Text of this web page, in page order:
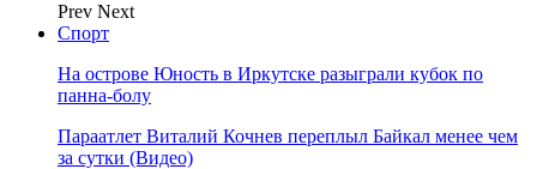
Prev Next
Спорт
На острове Юность в Иркутске разыграли кубок по
панна-болу
Параатлет Виталий Кочнев переплыл Байкал менее чем
за сутки (Видео)